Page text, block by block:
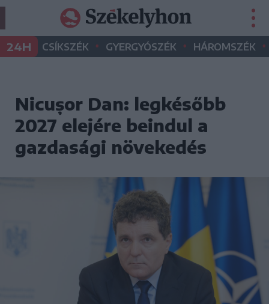
24H CSÍKSZÉK • GYERGYÓSZÉK • HÁROMSZÉK •
Nicușor Dan: legkésőbb
2027 elejére beindul a
gazdasági növekedés